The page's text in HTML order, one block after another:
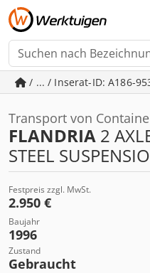
/ ... / Inserat-ID: A186-
Transport von
FLANDRIA 2
STEEL
Festpreis zzgl. MwSt.
2.950 €
Baujahr
1996
Zustand
Gebraucht